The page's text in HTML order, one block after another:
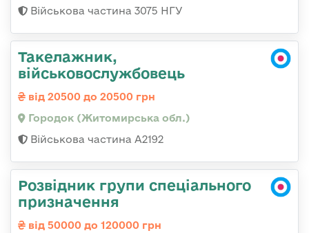
Військова частина 3075 НГУ
Такелажник,
військовослужбовець
від 20500 до 20500 грн
Городок (Житомирська обл.)
Військова частина А2192
Розвідник групи спеціального
призначення
від 50000 до 120000 грн